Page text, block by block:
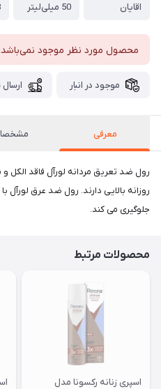
اقایان
50 میلی‌لیتر
محصول مورد نظر موجود نمی‌باشد.
موجود در انبار
معرفی
رول ضد تعریق مردانه لورآل فاقد
روزانه بالایی دارند. رول ضد عرق لورآل
جلوگیری می کند.
محصولات مرتبط
اسپری زنانه رکسونا مدل